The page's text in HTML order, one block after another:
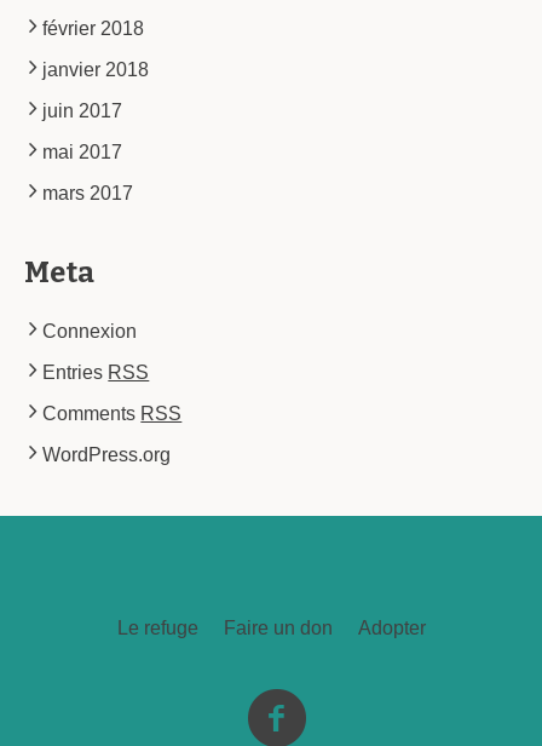
février 2018
janvier 2018
juin 2017
mai 2017
mars 2017
Meta
Connexion
Entries RSS
Comments RSS
WordPress.org
Le refuge Faire un don Adopter